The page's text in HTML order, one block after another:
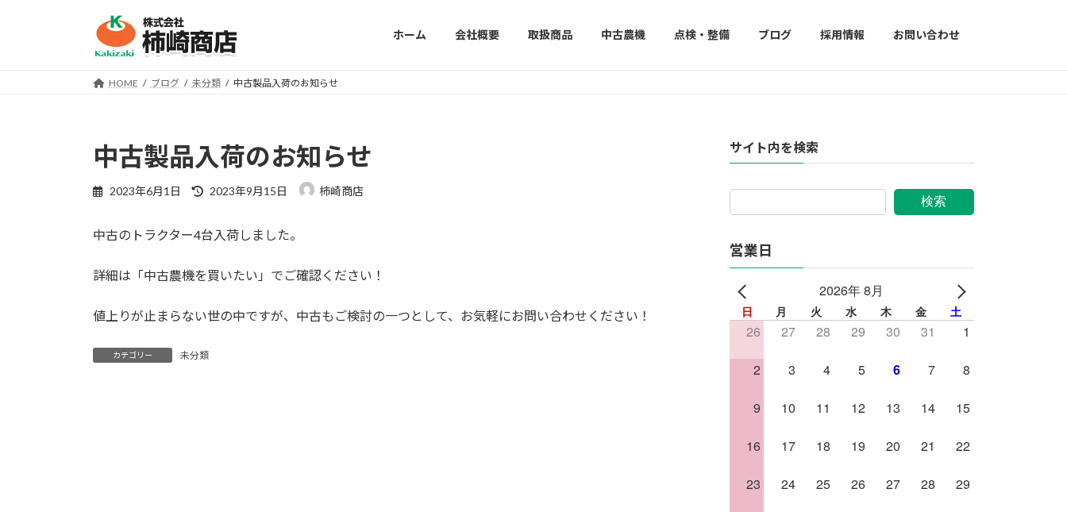
ホーム 会社概要 取扱商品 中古農機 点検・整備 ブログ 採用情報 お問い合わせ
HOME ブログ 未分類 中古製品入荷のお知らせ
中古製品入荷のお知らせ
2023年6月1日
最
新
時
:
2023年9月15日 柿崎商店
中古のトラクター4台入荷しました。
詳細は「中古農機を買いたい」でご確認ください！
値上りが止まらない世の中ですが、中古もご検討の一つとして、お気軽にお問い合わせください！
カテゴリー 未分類
サイト内を検索
検索
営業日
2026年 8月
日 月 火 水 木 金 土
26 27 28 29 30 31 1
2 3 4 5 6 7 8
9 10 11 12 13 14 15
16 17 18 19 20 21 22
23 24 25 26 27 28 29